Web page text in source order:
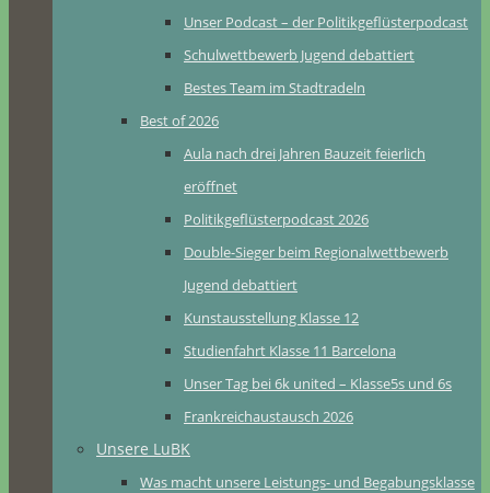
Unser Podcast – der Politikgeflüsterpodcast
Schulwettbewerb Jugend debattiert
Bestes Team im Stadtradeln
Best of 2026
Aula nach drei Jahren Bauzeit feierlich
eröffnet
Politikgeflüsterpodcast 2026
Double-Sieger beim Regionalwettbewerb
Jugend debattiert
Kunstausstellung Klasse 12
Studienfahrt Klasse 11 Barcelona
Unser Tag bei 6k united – Klasse5s und 6s
Frankreichaustausch 2026
Unsere LuBK
Was macht unsere Leistungs- und Begabungsklasse